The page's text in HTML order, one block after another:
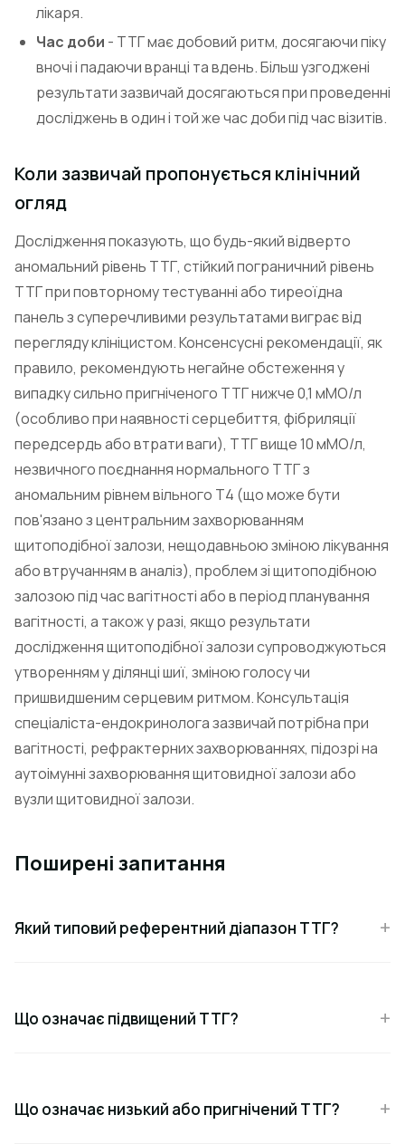
лікаря.
Час доби - ТТГ має добовий ритм, досягаючи піку
вночі і падаючи вранці та вдень. Більш узгоджені
результати зазвичай досягаються при проведенні
досліджень в один і той же час доби під час візитів.
Коли зазвичай пропонується клінічний
огляд
Дослідження показують, що будь-який відверто
аномальний рівень ТТГ, стійкий пограничний рівень
ТТГ при повторному тестуванні або тиреоїдна
панель з суперечливими результатами виграє від
перегляду клініцистом. Консенсусні рекомендації, як
правило, рекомендують негайне обстеження у
випадку сильно пригніченого ТТГ нижче 0,1 мМО/л
(особливо при наявності серцебиття, фібриляції
передсердь або втрати ваги), ТТГ вище 10 мМО/л,
незвичного поєднання нормального ТТГ з
аномальним рівнем вільного Т4 (що може бути
пов'язано з центральним захворюванням
щитоподібної залози, нещодавньою зміною лікування
або втручанням в аналіз), проблем зі щитоподібною
залозою під час вагітності або в період планування
вагітності, а також у разі, якщо результати
дослідження щитоподібної залози супроводжуються
утворенням у ділянці шиї, зміною голосу чи
пришвидшеним серцевим ритмом. Консультація
спеціаліста-ендокринолога зазвичай потрібна при
вагітності, рефрактерних захворюваннях, підозрі на
аутоімунні захворювання щитовидної залози або
вузли щитовидної залози.
Поширені запитання
Який типовий референтний діапазон ТТГ?
Що означає підвищений ТТГ?
Що означає низький або пригнічений ТТГ?